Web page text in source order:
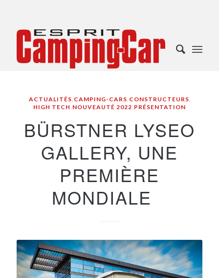
ACTUALITÉS, CAMPING-CARS, CONSTRUCTEURS,
HIGH TECH, NOUVEAUTÉ 2022, PRÉSENTATION
BÜRSTNER LYSEO
GALLERY, UNE
PREMIÈRE
MONDIALE